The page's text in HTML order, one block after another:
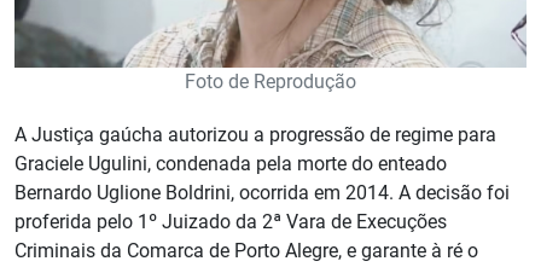
Foto de Reprodução
A Justiça gaúcha autorizou a progressão de regime para
Graciele Ugulini, condenada pela morte do enteado
Bernardo Uglione Boldrini, ocorrida em 2014. A decisão foi
proferida pelo 1º Juizado da 2ª Vara de Execuções
Criminais da Comarca de Porto Alegre, e garante à ré o